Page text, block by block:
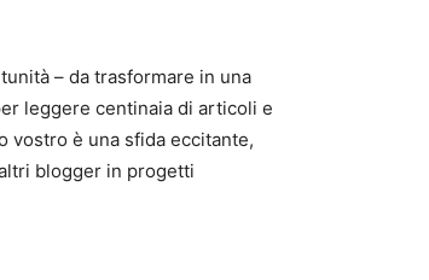
– da trasformare in una
leggere centinaia di articoli e
vostro è una sfida eccitante,
blogger in progetti